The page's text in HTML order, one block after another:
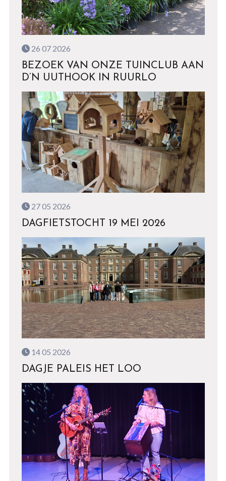
26 07 2026
BEZOEK VAN ONZE TUINCLUB AAN
D’N UUTHOOK IN RUURLO
27 05 2026
DAGFIETSTOCHT 19 MEI 2026
14 05 2026
DAGJE PALEIS HET LOO